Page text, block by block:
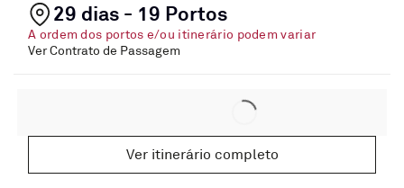
29 dias - 19 Portos
A ordem dos portos e/ou itinerário podem variar
Ver Contrato de Passagem
Ver itinerário completo